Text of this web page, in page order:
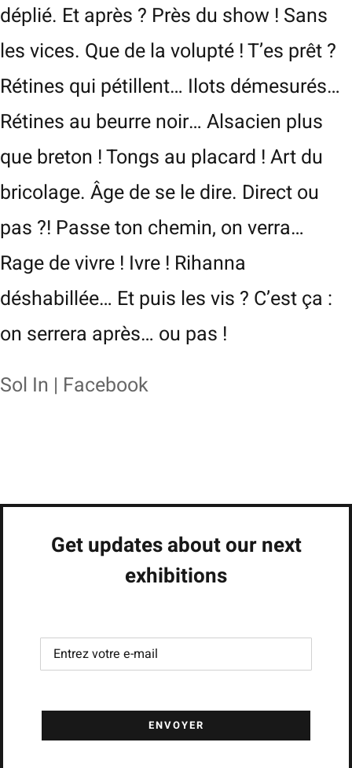
déplié. Et après ? Près du show ! Sans
les vices. Que de la volupté ! T’es prêt ?
Rétines qui pétillent… Ilots démesurés…
Rétines au beurre noir… Alsacien plus
que breton ! Tongs au placard ! Art du
bricolage. Âge de se le dire. Direct ou
pas ?! Passe ton chemin, on verra…
Rage de vivre ! Ivre ! Rihanna
déshabillée… Et puis les vis ? C’est ça :
on serrera après… ou pas !
Sol In | Facebook
Get updates about our next
exhibitions
ENVOYER